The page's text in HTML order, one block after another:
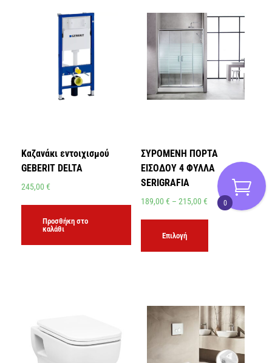
Καζανάκι εντοιχισμού
GEBERIT DELTA
245,00 €
Προσθήκη στο
καλάθι
ΣΥΡΟΜΕΝΗ ΠΟΡΤΑ
ΕΙΣΟΔΟΥ 4 ΦΥΛΛΑ
SERIGRAFIA
189,00 € – 215,00 €
Επιλογή
0